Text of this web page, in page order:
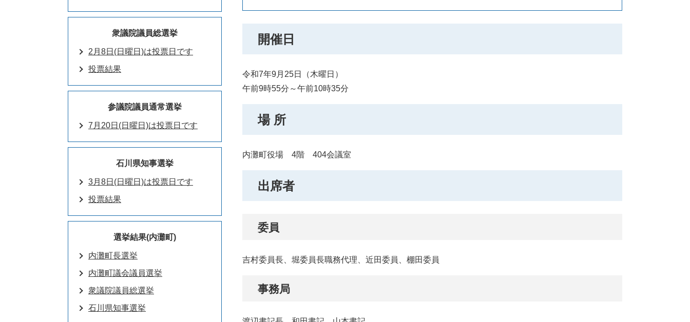
開催日
令和7年9月25日（木曜日）
午前9時55分～午前10時35分
場 所
内灘町役場 4階 404会議室
出席者
委員
吉村委員長、堀委員長職務代理、近田委員、棚田委員
事務局
衆議院議員総選挙
2月8日(日曜日)は投票日です
投票結果
参議院議員通常選挙
7月20日(日曜日)は投票日です
石川県知事選挙
3月8日(日曜日)は投票日です
投票結果
選挙結果(内灘町)
内灘町長選挙
内灘町議会議員選挙
衆議院議員総選挙
石川県知事選挙